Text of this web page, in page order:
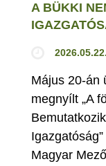
A BÜKKI
Május 20-án
megnyílt „A
Magyar